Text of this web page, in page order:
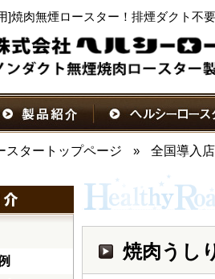
]焼肉無煙ロースター！排煙ダクト不
スタートップページ » 全国導入
焼肉うし